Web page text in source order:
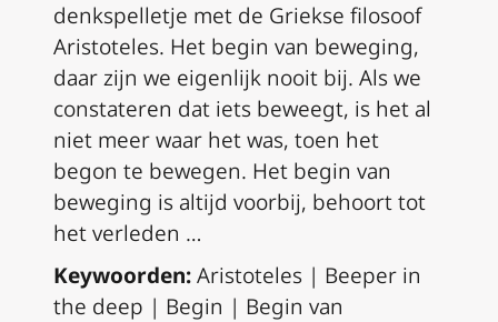
denkspelletje met de Griekse filosoof
Aristoteles. Het begin van beweging,
daar zijn we eigenlijk nooit bij. Als we
constateren dat iets beweegt, is het al
niet meer waar het was, toen het
begon te bewegen. Het begin van
beweging is altijd voorbij, behoort tot
het verleden …
Keywoorden:Aristoteles | Beeper in
the deep | Begin | Begin van